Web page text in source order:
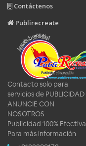
Contáctenos
Publirecreate
Contacto solo para
servicios de PUBLICIDAD
ANUNCIE CON
NOSOTROS
Publicidad 100% Efectiva
Para más información